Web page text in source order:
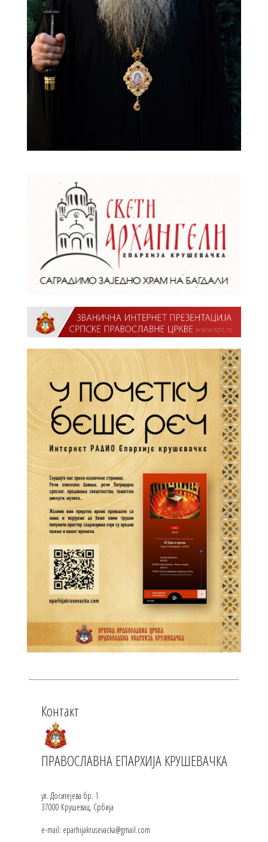
Контакт
ПРАВОСЛАВНА ЕПАРХИЈА КРУШЕВАЧКА
ул. Доситејева бр. 1
37000 Крушевац, Србија
e-mail: eparhijakrusevacka@gmail.com